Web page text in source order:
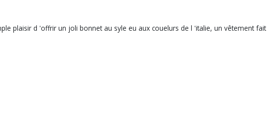
plaisir d 'offrir un joli bonnet au syle eu aux couelurs de l 'italie, un vêtement fait